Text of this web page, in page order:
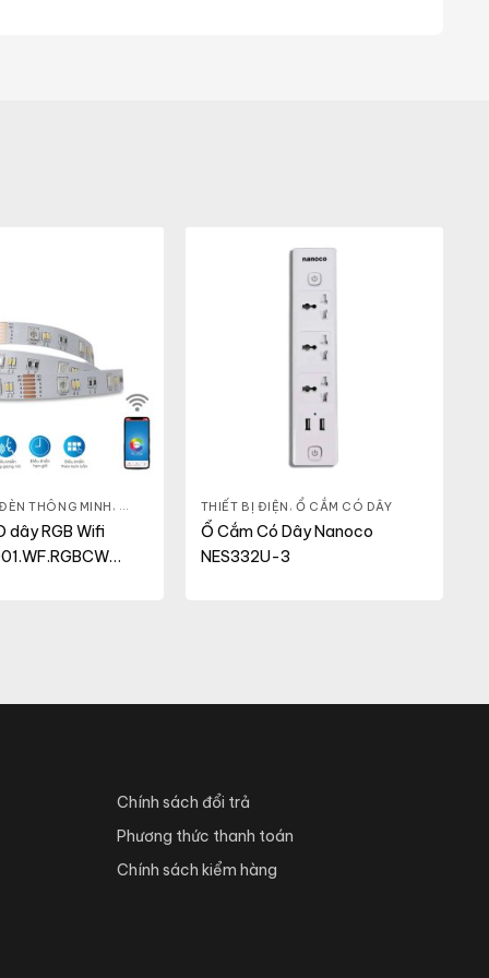
TRANG TRÍ ,THIẾT BỊ CHIẾU SÁNG,THIẾT BỊ ĐIỆN
THÔNG MINH , THIẾT BỊ ĐIỆN
dây RGB Wifi
THIẾT BỊ ĐIỆN , Ổ CẮM CÓ DÂY
Ổ Cắm Có Dây Nanoco
NES332U-3
Chính sách đổi trả
Phương thức thanh toán
Chính sách kiểm hàng